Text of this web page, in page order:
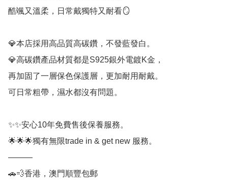
酷颯又溫柔，日常戴獨特又耐看🪞
💎本店採用高品質高碳鑽，不發藍發白。
💎高碳鑽產品材質都是S925銀外電鍍K金，
再加固了一層保色保護層，更加耐用耐戴。
可日常粗帶，濕水都沒有問題。
✨✨安心10年免費售後保養服務。
🌟🌟🌟獨有無限trade in & get new 服務。
———
🚗💨香港，澳門順豐包郵